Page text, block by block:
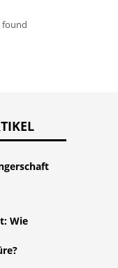
found
Wie